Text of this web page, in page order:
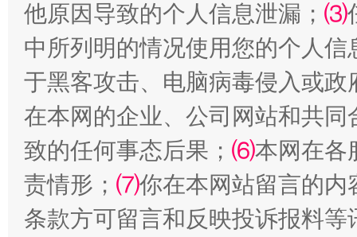
他原因导致的个人信息泄漏； ⑶
中所列明的情况使用您的个人
于黑客攻击、电脑病毒侵入或
在本网的企业、公司网站和共
致的任何事态后果； ⑹本网在各
责情形； ⑺你在本网站留言的内
条款方可留言和反映投诉报料